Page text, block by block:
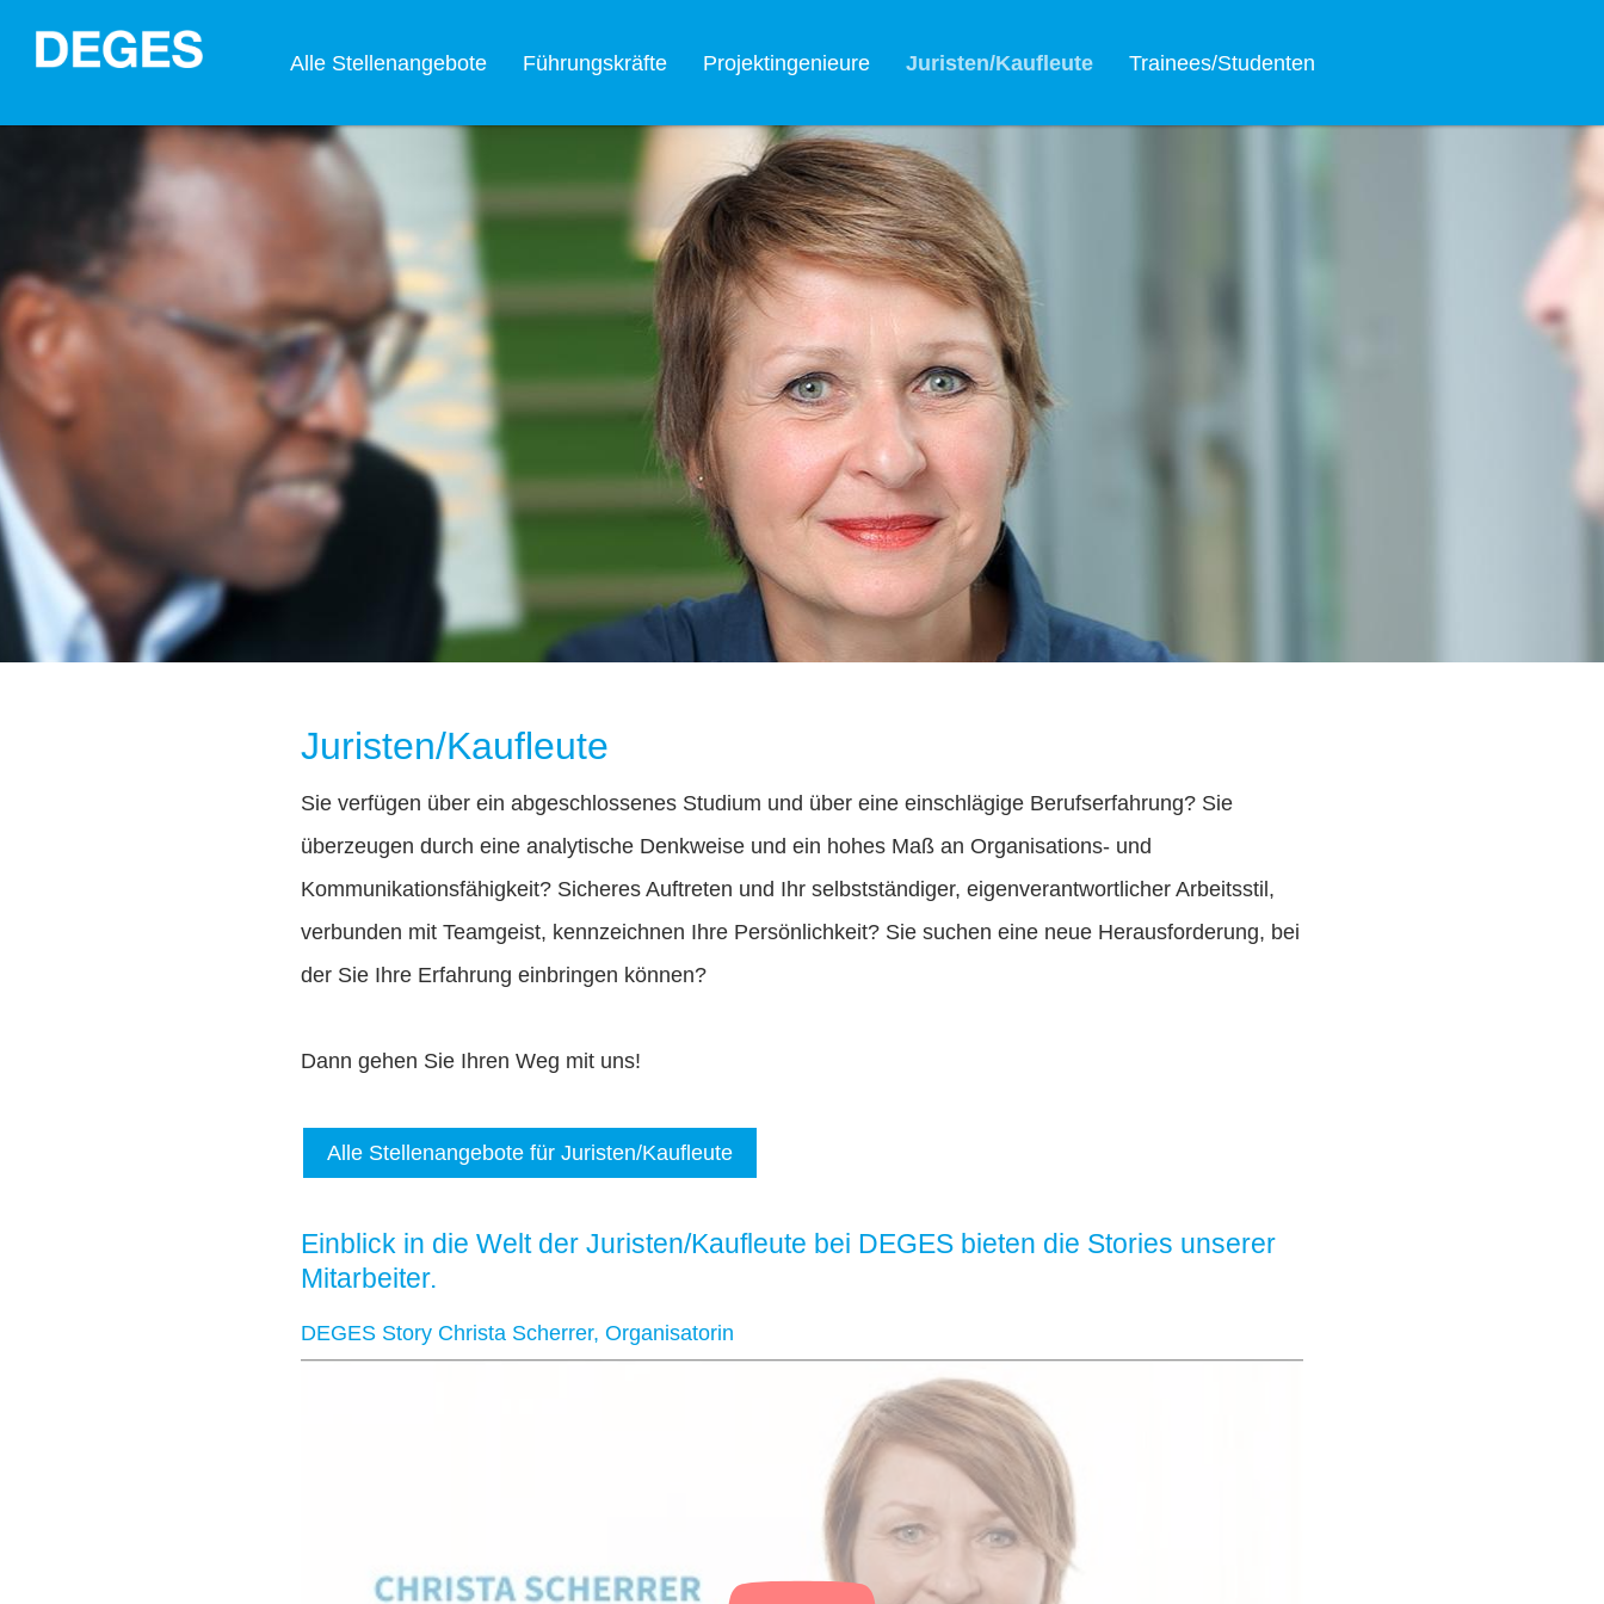
Alle Stellenangebote Führungskräfte Projektingenieure Juristen/Kaufleute Trainees/Studenten
Juristen/Kaufleute
Sie verfügen über ein abgeschlossenes Studium und über eine einschlägige Berufserfahrung? Sie
überzeugen durch eine analytische Denkweise und ein hohes Maß an Organisations- und
Kommunikationsfähigkeit? Sicheres Auftreten und Ihr selbstständiger, eigenverantwortlicher Arbeitsstil,
verbunden mit Teamgeist, kennzeichnen Ihre Persönlichkeit? Sie suchen eine neue Herausforderung, bei
der Sie Ihre Erfahrung einbringen können?
Dann gehen Sie Ihren Weg mit uns!
Alle Stellenangebote für Juristen/Kaufleute
Einblick in die Welt der Juristen/Kaufleute bei DEGES bieten die Stories unserer
Mitarbeiter.
DEGES Story Christa Scherrer, Organisatorin